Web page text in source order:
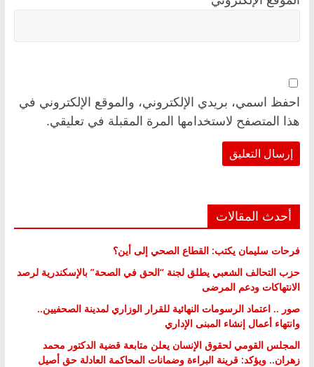
احفظ اسمي، بريدي الإلكتروني، والموقع الإلكتروني في
هذا المتصفح لاستخدامها المرة المقبلة في تعليقي.
أحدث المقالات
فرحات سليمان يكتب: القطاع الصحي إلى أين؟
حزب التحالف الشعبي يطلق لجنة “الحق في الصحة” بالإسكندرية لرصد
الانتهاكات ودعم المرضى
صور .. اعتماد الرسومات النهائية للقرار الوزاري لمدينة الصحفيين..
وانتهاء أعمال إنشاء المبنى الإداري
المجلس القومي لحقوق الإنسان يعلن متابعة قضية الدكتور محمد
زهران.. ويؤكد: قرينة البراءة وضمانات المحاكمة العادلة حق أصيل